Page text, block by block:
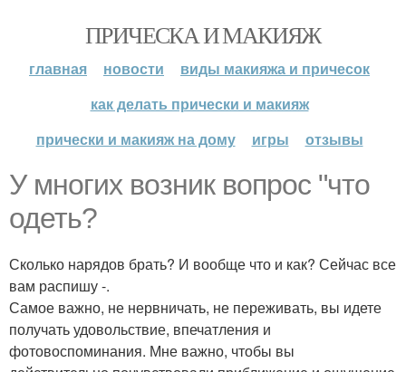
ПРИЧЕСКА И МАКИЯЖ
главная новости
виды макияжа и причесок
как делать прически и макияж
прически и макияж на дому
игры отзывы
У многих возник вопрос "что
одеть?
Сколько нарядов брать? И вообще что и как? Сейчас все
вам распишу -.
Самое важно, не нервничать, не переживать, вы идете
получать удовольствие, впечатления и
фотовоспоминания. Мне важно, чтобы вы